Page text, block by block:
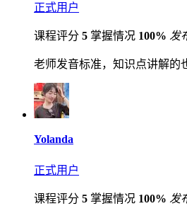
正式用户
课程评分 5 掌握情况 100% 发
老师发音标准，知识点讲解的
Yolanda
正式用户
课程评分 5 掌握情况 100% 发